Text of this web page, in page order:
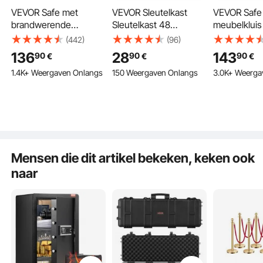
VEVOR Safe met
brandwerende
geldzak, kluis met één
deur, 99 L, 2
scheidingswanden,
digitale meubelkluis
(442)
13690€
1.4K+ Weergaven Onlangs
VEVOR Sleutelkast
Sleutelkast 48
Sleutels, Zwarte
Sleutelkast Sleutelkluis
Verstelbare, Afsluitbare
Sleutelkast met 6 x
(96)
2890€
150 Weergaven Onlangs
VEVOR
geldzak,
sleutel- en
14390€
3.0K+
Mensen die dit artikel bekeken, keken ook
naar